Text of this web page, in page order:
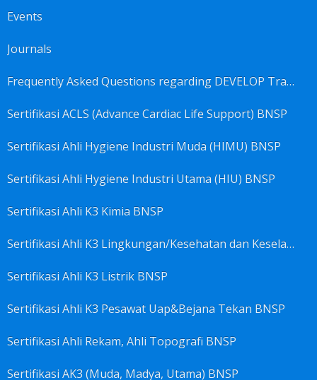
Events
Journals
Frequently Asked Questions regarding DEVELOP Training Center
Sertifikasi ACLS (Advance Cardiac Life Support) BNSP
Sertifikasi Ahli Hygiene Industri Muda (HIMU) BNSP
Sertifikasi Ahli Hygiene Industri Utama (HIU) BNSP
Sertifikasi Ahli K3 Kimia BNSP
Sertifikasi Ahli K3 Lingkungan/Kesehatan dan Keselamatan Kerja Lingkungan
Sertifikasi Ahli K3 Listrik BNSP
Sertifikasi Ahli K3 Pesawat Uap&Bejana Tekan BNSP
Sertifikasi Ahli Rekam, Ahli Topografi BNSP
Sertifikasi AK3 (Muda, Madya, Utama) BNSP